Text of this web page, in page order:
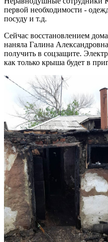
первой необходимости -
посуду и т.д.
Сейчас восстановлением
наняла Галина
получить в соцзащите.
как только крыша будет в